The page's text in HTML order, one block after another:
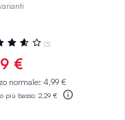
(3)
€
normale: 4,99 €
più basso: 2,29 €